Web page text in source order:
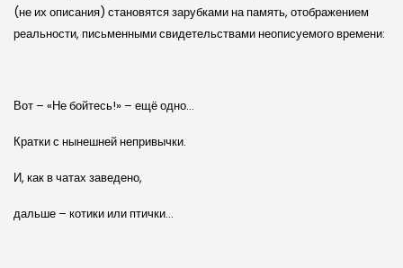
(не их описания) становятся зарубками на память, отображением
реальности, письменными свидетельствами неописуемого времени:
Вот – «Не бойтесь!» – ещё одно…
Кратки с нынешней непривычки.
И, как в чатах заведено,
дальше – котики или птички…